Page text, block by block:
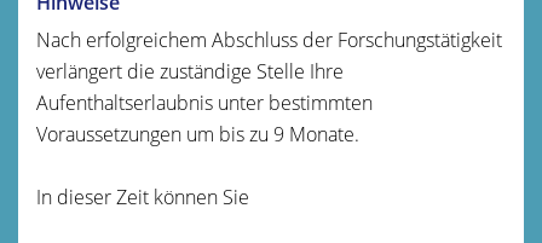
Nach erfolgreichem Abschluss der Forschungstätigkeit
verlängert die zuständige Stelle Ihre
Aufenthaltserlaubnis unter bestimmten
Voraussetzungen um bis zu 9 Monate.
In dieser Zeit können Sie